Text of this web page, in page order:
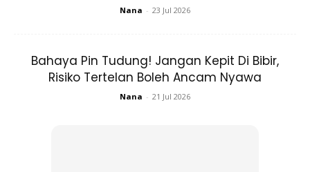
menonjolkan titik tinggi muka anda dengan pemantul
beberapa pengamal kecantikan di TikTok mencampur
sedikit highlighter dengan asas formula cecair. Hasilnya
Nana - 23 Jul 2026
Bahaya Pin Tudung! Jangan Kepit Di Bibir,
Risiko Tertelan Boleh Ancam Nyawa
Nana - 21 Jul 2026